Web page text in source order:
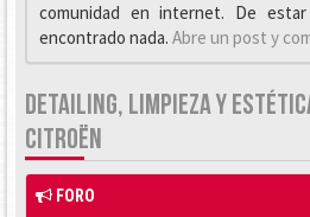
comunidad en internet. De
encontrado nada. Abre un post y
DETAILING, LIMPIEZA Y
CITROËN
FORO